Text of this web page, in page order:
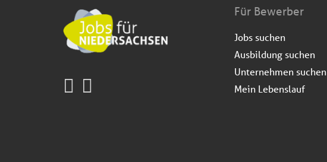
Für Bewerber
Jobs suchen
Ausbildung suchen
Unternehmen suchen
Mein Lebenslauf